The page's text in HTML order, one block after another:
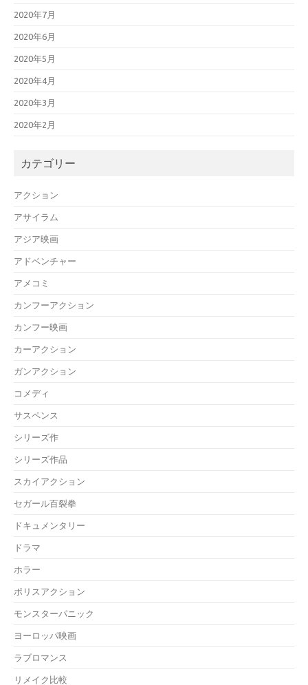
2020年7月
2020年6月
2020年5月
2020年4月
2020年3月
2020年2月
カテゴリー
アクション
アサイラム
アジア映画
アドベンチャー
アメコミ
カンフーアクション
カンフー映画
カーアクション
ガンアクション
コメディ
サスペンス
シリーズ作
シリーズ作品
スカイアクション
セガール百裂拳
ドキュメンタリー
ドラマ
ホラー
ポリスアクション
モンスターパニック
ヨーロッパ映画
ラブロマンス
リメイク比較